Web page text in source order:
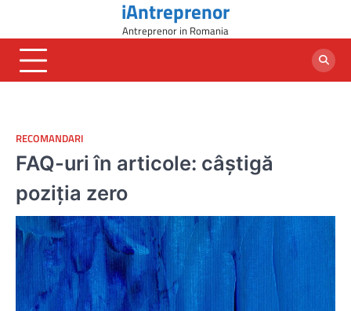
content
iAntreprenor
Antreprenor in Romania
RECOMANDARI
FAQ-uri în articole: câștigă
poziția zero